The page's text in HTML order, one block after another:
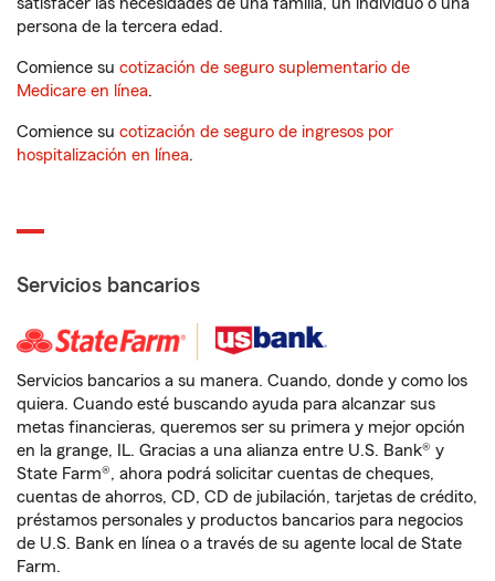
persona de la tercera edad.
Comience su cotización de seguro suplementario de
Medicare en línea.
Comience su cotización de seguro de ingresos por
hospitalización en línea.
Servicios bancarios
Servicios bancarios a su manera. Cuando, donde y como los
quiera. Cuando esté buscando ayuda para alcanzar sus
metas financieras, queremos ser su primera y mejor opción
en la grange, IL. Gracias a una alianza entre U.S. Bank® y
State Farm®, ahora podrá solicitar cuentas de cheques,
cuentas de ahorros, CD, CD de jubilación, tarjetas de crédito,
préstamos personales y productos bancarios para negocios
de U.S. Bank en línea o a través de su agente local de State
Farm.